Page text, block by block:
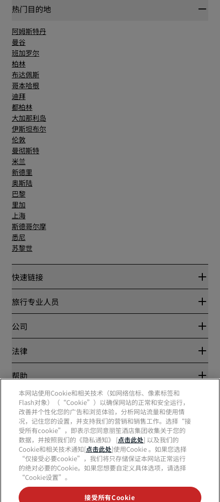
热门目的地
阿姆斯特丹
曼谷
班加罗尔
柏林
布达佩斯
哥本哈根
迪拜
都柏林
大加那利岛
伊斯坦布尔
伦敦
曼彻斯特
米兰
新德里
奥斯陆
巴黎
里加
上海
斯德哥尔摩
悉尼
苏黎世
快速链接
丽赏会
Blog
目的地
丽笙酒店集团APP
体育认证酒店
家庭友好型酒店
旅行专业人员
合作伙伴
公司
丽笙酒店集团
工作机会 RHG
工作机会 PPHE
工作机会 EHL
The Club by RHG
发展机会
责任经营
采购
法律
隐私中心
丽赏会条款和条件
网站使用协议
数字无障碍
现代奴隶制声明
帮助
消费者警示
联系方式
常见问题
网站地图
社交媒体
丽笙酒店集团品牌
本网站使用Cookie和相关技术（如网络信标、像素标签和
Flash对象）（“Cookie”）以确保网站的正常和安全运行，
改善并个性化您的广告和浏览体验，分析网站流量和使用情
况，记住您的设置，并支持我们的营销和销售工作。选择“接
受所有cookie”，即表示您同意丽笙酒店集团收集关于您的
数据，并按照我们的《隐私通知》 [点击此处] 以及我们的
Cookie和相关技术通知[点击此处]使用Cookie 。如果您选择
“仅接受必要cookie”，我们将只存储保证本网站正常运行
的绝对必要的Cookie。如果您想要自定义具体选项，请选择
“Cookie设置”。
接受所有Cookie